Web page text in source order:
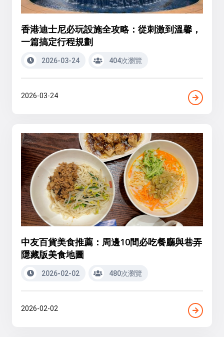
香港迪士尼必玩設施全攻略：從刺激到溫馨，
一篇搞定行程規劃
2026-03-24 404次瀏覽
2026-03-24
中友百貨美食推薦：周邊10間必吃餐廳與巷弄
隱藏版美食地圖
2026-02-02 480次瀏覽
2026-02-02